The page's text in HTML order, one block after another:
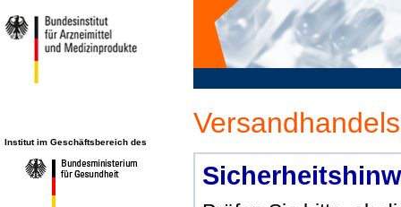
Institut im Geschäftsbereich des